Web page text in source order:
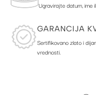
Ugravirajte datum, ime
GARANCIJA
Sertifikovano zlato i
vrednosti.